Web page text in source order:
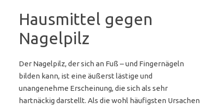
Hausmittel gegen
Nagelpilz
Der Nagelpilz, der sich an Fuß – und Fingernägeln
bilden kann, ist eine äußerst lästige und
unangenehme Erscheinung, die sich als sehr
hartnäckig darstellt. Als die wohl häufigsten Ursachen